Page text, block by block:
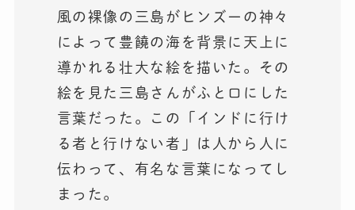
風の裸像の三島がヒンズーの神々
によって豊饒の海を背景に天上に
導かれる壮大な絵を描いた。その
絵を見た三島さんがふと口にした
言葉だった。この「インドに行け
る者と行けない者」は人から人に
伝わって、有名な言葉になってし
まった。